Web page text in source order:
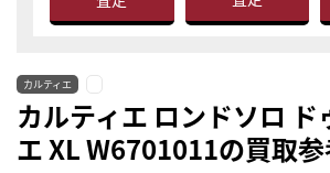
カルティエ
カルティエ ロンドソロ ド
エ XL W6701011の買取